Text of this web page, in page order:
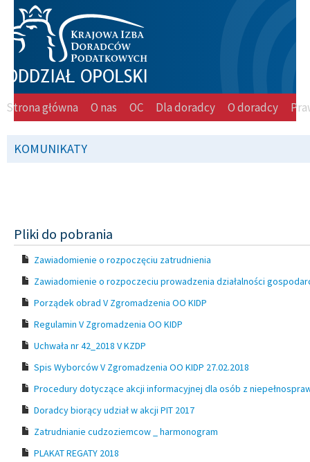
Strona główna O nas OC Dla doradcy O doradcy
KOMUNIKATY
Pliki do pobrania
Zawiadomienie o rozpoczęciu zatrudnienia
Zawiadomienie o rozpoczeciu prowadzenia działalności
Porządek obrad V Zgromadzenia OO KIDP
Regulamin V Zgromadzenia OO KIDP
Uchwała nr 42_2018 V KZDP
Spis Wyborców V Zgromadzenia OO KIDP 27.02.2018
Procedury dotyczące akcji informacyjnej dla osób z
Doradcy biorący udział w akcji PIT 2017
Zatrudnianie cudzoziemcow _ harmonogram
PLAKAT REGATY 2018